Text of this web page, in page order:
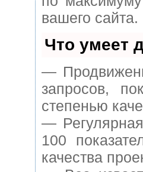
вашего сайта.
Что умеет
—
запросов,
степенью
—
100
качества